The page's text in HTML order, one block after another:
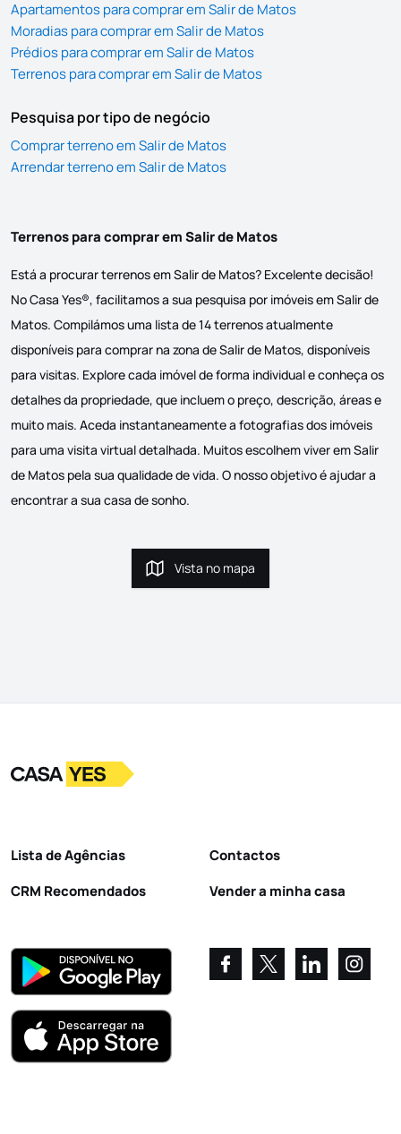
Apartamentos para comprar em Salir de Matos
Moradias para comprar em Salir de Matos
Prédios para comprar em Salir de Matos
Terrenos para comprar em Salir de Matos
Pesquisa por tipo de negócio
Comprar terreno em Salir de Matos
Arrendar terreno em Salir de Matos
Terrenos para comprar em Salir de Matos
Está a procurar terrenos em Salir de Matos? Excelente decisão!
No Casa Yes®, facilitamos a sua pesquisa por imóveis em Salir de
Matos. Compilámos uma lista de 14 terrenos atualmente
disponíveis para comprar na zona de Salir de Matos, disponíveis
para visitas. Explore cada imóvel de forma individual e conheça os
detalhes da propriedade, que incluem o preço, descrição, áreas e
muito mais. Aceda instantaneamente a fotografias dos imóveis
para uma visita virtual detalhada. Muitos escolhem viver em Salir
de Matos pela sua qualidade de vida. O nosso objetivo é ajudar a
encontrar a sua casa de sonho.
Vista no mapa
Vista no mapa
LogoIr para a homepage
Lista de Agências
CRM Recomendados
Contactos
Vender a minha casa